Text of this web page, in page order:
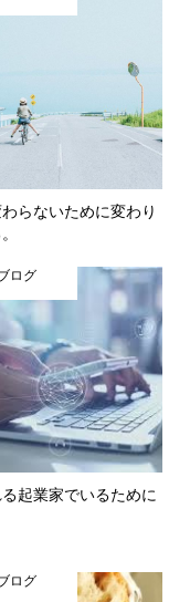
らないために変わり
ログ
起業家でいるために
ログ